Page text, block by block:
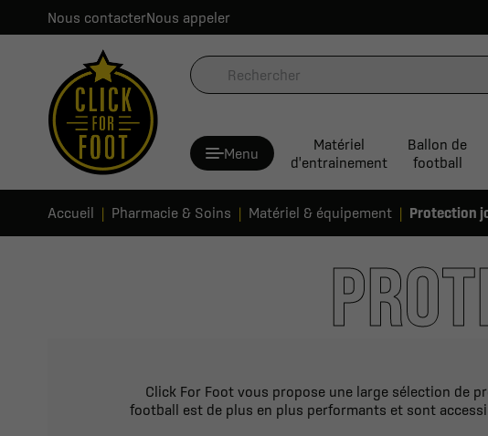
Nous contacterNous appeler
Menu
Matériel
d'entrainement
Ballon de
football
Accueil Pharmacie & Soins Matériel & équipement Protection
Click For Foot vous propose une large sélection de
football est de plus en plus performants et sont